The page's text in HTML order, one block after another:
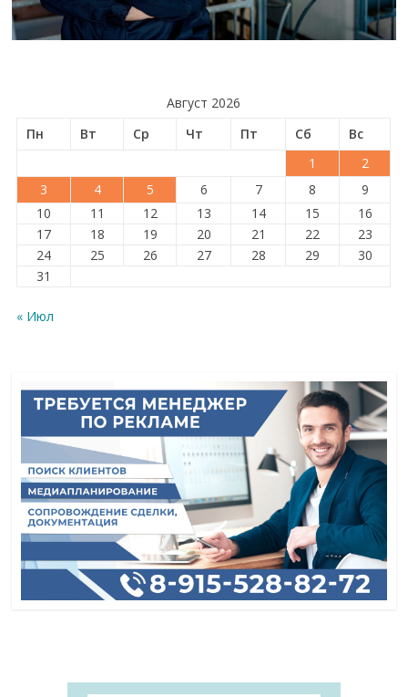
Август 2026
Пн
Вт Ср Чт Пт Сб
Вс
1
2
3
4 5 6 7 8
9
10
11 12 13 14 15
16
17
18 19 20 21 22
23
24
25 26 27 28 29
30
31
« Июл